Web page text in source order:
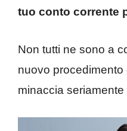
tuo conto corrente
Non tutti ne sono a
nuovo
minaccia